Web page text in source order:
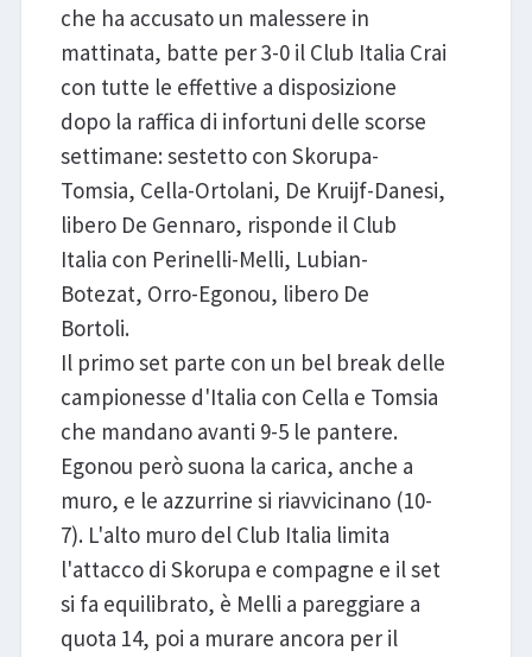
che ha accusato un malessere in
mattinata, batte per 3-0 il Club Italia Crai
con tutte le effettive a disposizione
dopo la raffica di infortuni delle scorse
settimane: sestetto con Skorupa-
Tomsia, Cella-Ortolani, De Kruijf-Danesi,
libero De Gennaro, risponde il Club
Italia con Perinelli-Melli, Lubian-
Botezat, Orro-Egonou, libero De
Bortoli.
Il primo set parte con un bel break delle
campionesse d'Italia con Cella e Tomsia
che mandano avanti 9-5 le pantere.
Egonou però suona la carica, anche a
muro, e le azzurrine si riavvicinano (10-
7). L'alto muro del Club Italia limita
l'attacco di Skorupa e compagne e il set
si fa equilibrato, è Melli a pareggiare a
quota 14, poi a murare ancora per il